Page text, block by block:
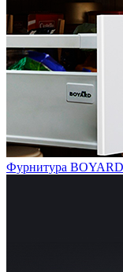
Фурнитура BOYARD